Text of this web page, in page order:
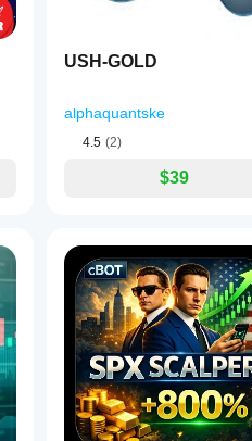
한 위험이 따릅니다. 이 로봇
USH-GOLD
alphaquantske
4.5 (2)
$39